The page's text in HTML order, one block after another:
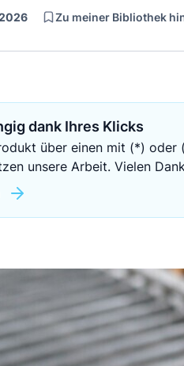
Zu meiner Bibliothek
dank Ihres Klicks
über einen mit (*) oder
unsere Arbeit. Vielen